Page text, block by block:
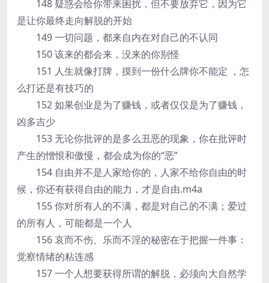
148 疑惑会给你带来困扰，但不要放弃它，因为它
是让你最终走向解脱的开始
149 一切问题，都来自内在对自己的不认同
150 该来的都会来，没来的你别怪
151 人生就像打牌，摸到一份什么牌你不能定 ，怎
么打还是有技巧的
152 如果创业是为了赚钱，或者仅仅是为了赚钱，
凶多吉少
153 无论你批评的是多么丑恶的现象，你在批评时
产生的憎恨和傲慢，都会成为你的“恶”
154 自由并不是人家给你的，人家不给你自由的时
候，你还有获得自由的能力，才是自由.m4a
155 你对所有人的不满，都是对自己的不满；爱过
的所有人，可能都是一个人
156 哀而不伤、乐而不淫的秘密在于把握一件事：
觉察情绪的粘连感
157 一个人想要获得所谓的解脱，必须向大自然学